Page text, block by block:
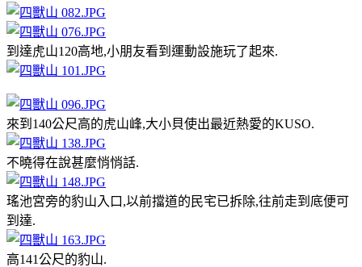
到達虎山120高地,小朋友看到運動設施玩了起來.
來到140公尺高的虎山峰,大小貝使出最近熱愛的KUSO.
不曉得在說甚麼悄悄話.
瑤池宮旁的豹山入口,以前擋道的民宅已拆除,往前走到底便可
到達.
高141公尺的豹山.